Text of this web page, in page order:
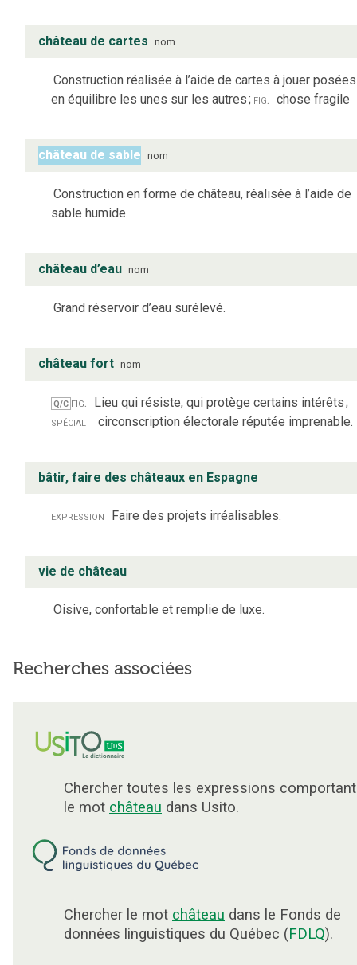
château de cartes nom
Construction réalisée à l’aide de cartes à jouer posées
en équilibre les unes sur les autres; fig. chose fragile
château de sable nom
Construction en forme de château, réalisée à l’aide de
sable humide.
château d’eau nom
Grand réservoir d’eau surélevé.
château fort nom
Q/C fig. Lieu qui résiste, qui protège certains intérêts;
spécialt circonscription électorale réputée imprenable.
bâtir, faire des châteaux en Espagne
expression Faire des projets irréalisables.
vie de château
Oisive, confortable et remplie de luxe.
Recherches associées
Chercher toutes les expressions comportant
le mot château dans Usito.
Chercher le mot château dans le Fonds de
données linguistiques du Québec (FDLQ).